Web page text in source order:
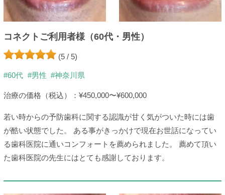
コネクトご利用者様（60代・男性）
(5 / 5)
#60代 #男性 #神奈川県
治療の価格（税込）：¥450,000〜¥600,000
若い時からの予防歯科に関する認識が甘く気がついた時には歯
が酷い状態でした。 ある事がきっかけで現在お世話になってい
る歯科医院に通いコンフォートを薦められました。 薦めて頂い
た歯科医院の先生にはとても感謝しております。